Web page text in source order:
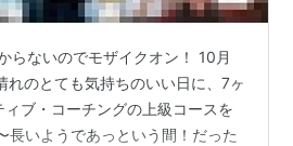
らないのでモザイクオン！ 10月
れのとても気持ちのいい日に、7ヶ
ィブ・コーチングの上級コースを
長いようであっという間！だった